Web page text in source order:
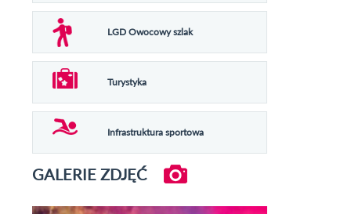
LGD Owocowy szlak
Turystyka
Infrastruktura sportowa
GALERIE ZDJĘĆ